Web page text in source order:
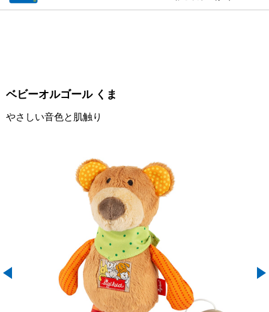
ベビーオルゴール くま
やさしい音色と肌触り